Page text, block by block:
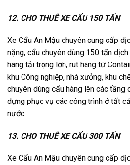
12. CHO THUÊ XE CẨU150 TẤN
Xe Cẩu An Mậu chuyên cung cấp
nặng, cẩu chuyên dùng 150 tấn
hàng tải trọng lớn, rút hàng từ
khu Công nghiệp, nhà xưởng, khu
chuyên dùng cẩu hàng lên các tầng
dựng phục vụ các công trình ở tất
nước.
13. CHO THUÊ XE CẨU 300 TẤN
Xe Cẩu An Mậu chuyên cung cấp